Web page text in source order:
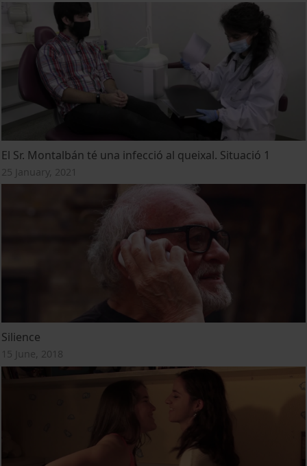
El Sr. Montalbán té una infecció al queixal. Situació 1
25 January, 2021
Silience
15 June, 2018